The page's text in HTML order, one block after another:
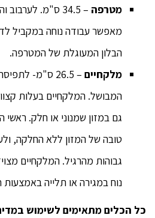
מטרפה
– 34.5 ס"מ.
מאפשר עבודה נוחה במקביל
הבלון המעוגלת של המטרפה.
מלקחיים
– 26.5 ס"מ-
המבושל. המלקחיים בעלות
גם במזון שמנוני או חלק. ראשי
טובה של המזון ללא החלקה,
גבוהות מהרגיל. המלקחיים
נוח במגירה או תלייה באמצעות
כל הכלים מתאימים לשימוש